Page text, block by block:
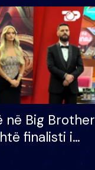
në Big Brother
finalisti i